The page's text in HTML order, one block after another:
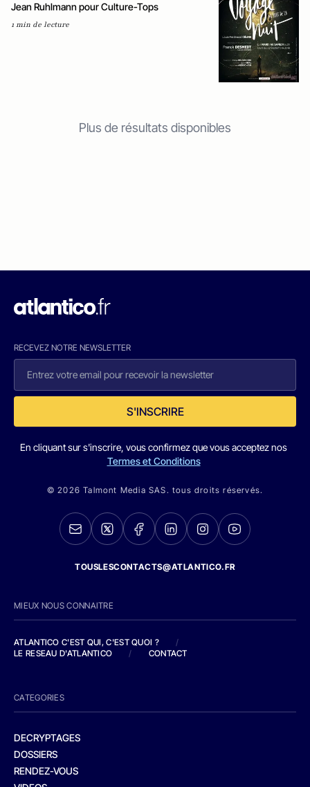
Jean Ruhlmann pour Culture-Tops
1 min de lecture
Plus de résultats disponibles
RECEVEZ NOTRE NEWSLETTER
S'INSCRIRE
En cliquant sur s'inscrire, vous confirmez que vous acceptez nos
Termes et Conditions
© 2026 Talmont Media SAS. tous droits réservés.
TOUSLESCONTACTS@ATLANTICO.FR
MIEUX NOUS CONNAITRE
ATLANTICO C'EST QUI, C'EST QUOI ?
/
LE RESEAU D'ATLANTICO
/ CONTACT
CATEGORIES
DECRYPTAGES
DOSSIERS
RENDEZ-VOUS